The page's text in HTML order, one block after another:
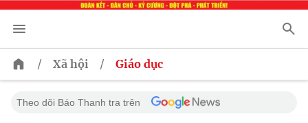
/ Xã hội / Giáo dục
Theo dõi Báo Thanh tra trên